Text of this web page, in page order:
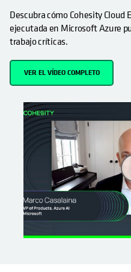
Descubra cómo Cohesity
ejecutada en Microsoft Azure
trabajo críticas.
VER EL VÍDEO COMPLETO